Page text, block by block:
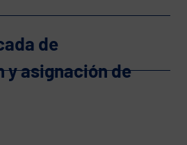
de
y asignación de